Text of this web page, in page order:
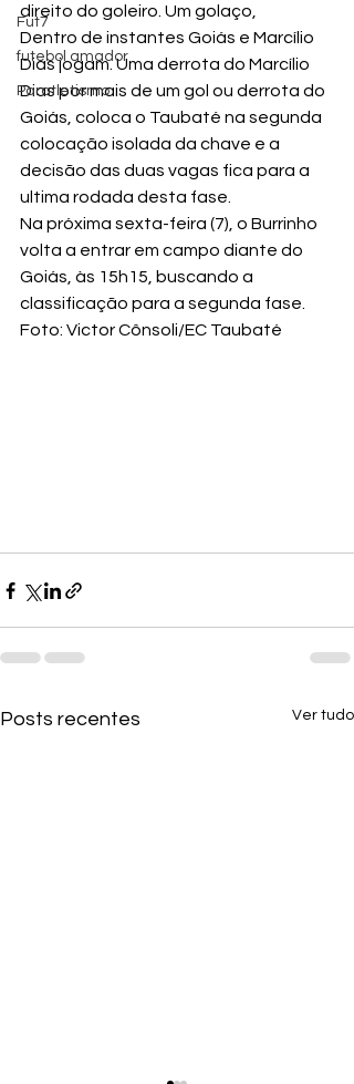
Fut7
futebol amador
Paratletismo
direito do goleiro. Um golaço,
Dentro de instantes Goiás e Marcílio
Dias jogam. Uma derrota do Marcílio
Dias por mais de um gol ou derrota do
Goiás, coloca o Taubaté na segunda
colocação isolada da chave e a
decisão das duas vagas fica para a
ultima rodada desta fase.
Na próxima sexta-feira (7), o Burrinho
volta a entrar em campo diante do
Goiás, às 15h15, buscando a
classificação para a segunda fase.
Foto: Victor Cônsoli/EC Taubaté
Posts recentes Ver tudo